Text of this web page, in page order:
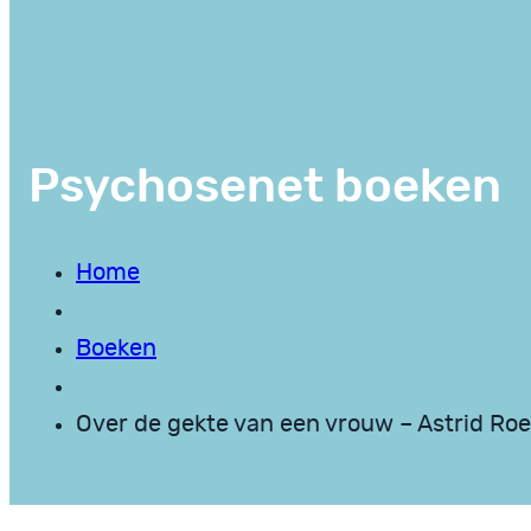
Psychosenet boeken
Home
Boeken
Over de gekte van een vrouw – Astrid